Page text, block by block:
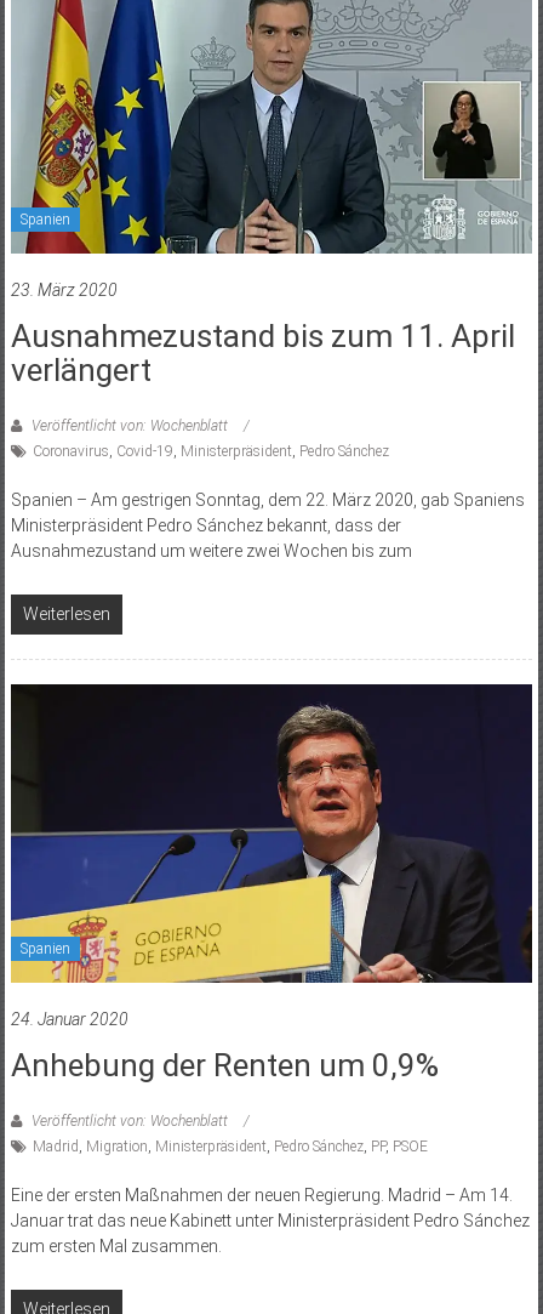
Spanien
23. März 2020
Ausnahmezustand bis zum 11. April
verlängert
Veröffentlicht von: Wochenblatt
Coronavirus, Covid-19, Ministerpräsident, Pedro Sánchez
Spanien – Am gestrigen Sonntag, dem 22. März 2020, gab Spaniens
Ministerpräsident Pedro Sánchez bekannt, dass der
Ausnahmezustand um weitere zwei Wochen bis zum
Weiterlesen
Spanien
24. Januar 2020
Anhebung der Renten um 0,9%
Veröffentlicht von: Wochenblatt
Madrid
Migration Ministerpräsident Pedro Sánchez, PP, PSOE
Eine der ersten Maßnahmen der neuen Regierung. Madrid – Am 14.
Januar trat das neue Kabinett unter Ministerpräsident Pedro Sánchez
zum ersten Mal zusammen.
Weiterlesen